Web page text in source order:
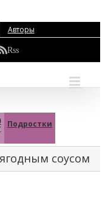
Авторы
Rss
Подростки
соусом